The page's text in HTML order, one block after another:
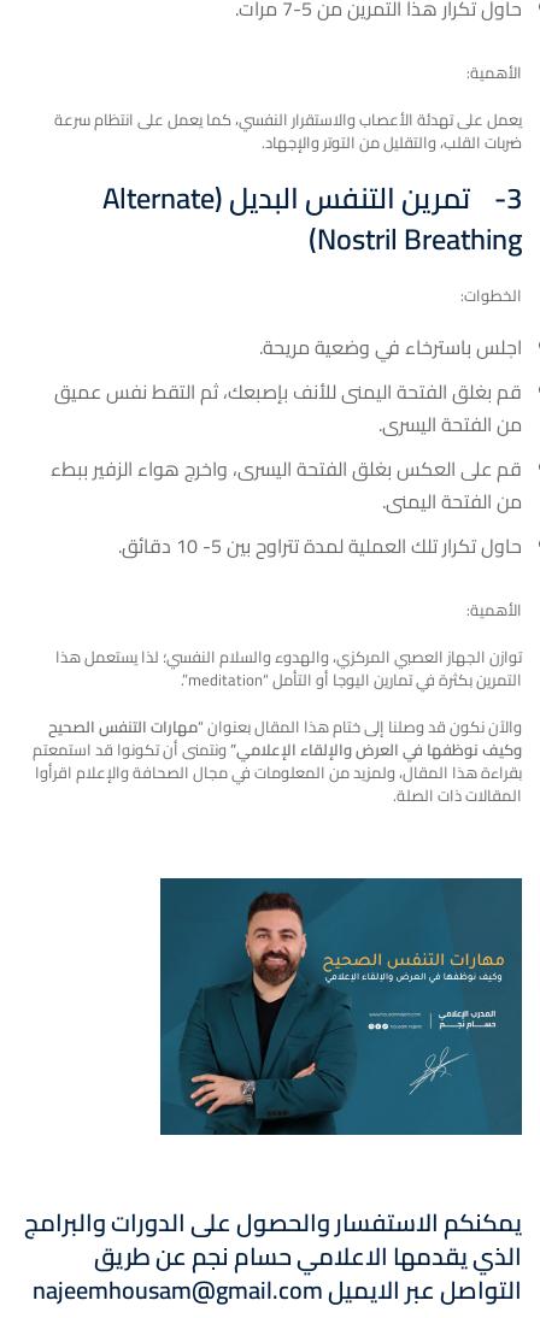
حاول تكرار هذا التمرين من 5-7 مرات.
الأهمية:
يعمل على تهدئة الأعصاب والاستقرار النفسي، كما يعمل على انتظام سرعة
ضربات القلب، والتقليل من التوتر والإجهاد.
3- تمرين التنفس البديل (Alternate
Nostril Breathing
)
الخطوات:
اجلس باسترخاء في وضعية مريحة.
قم بغلق الفتحة اليمنى للأنف بإصبعك، ثم التقط نفس عميق
من الفتحة اليسرى.
قم على العكس بغلق الفتحة اليسرى، واخرج هواء الزفير ببطء
من الفتحة اليمنى.
حاول تكرار تلك العملية لمدة تتراوح بين 5- 10 دقائق.
الأهمية:
توازن الجهاز العصبي المركزي، والهدوء والسلام النفسي؛ لذا يستعمل هذا
التمرين بكثرة في تمارين اليوجا أو التأمل “meditation”.
والآن نكون قد وصلنا إلى ختام هذا المقال بعنوان “مهارات التنفس الصحيح
وكيف نوظفها في العرض والإلقاء الإعلامي”ونتمنى أن تكونوا قد استمعتم
بقراءة هذا المقال، ولمزيد من المعلومات في مجال الصحافة والإعلام اقرأوا
المقالات ذات الصلة.
يمكنكم الاستفسار والحصول على الدورات والبرامج
الذي يقدمها الاعلامي حسام نجم عن طريق
التواصلعبر الايميل